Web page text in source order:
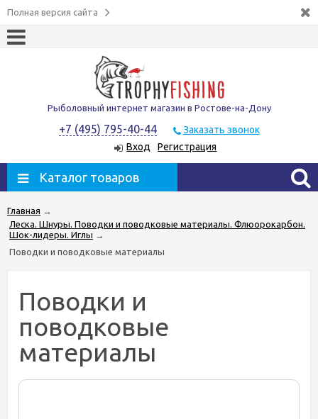
Полная версия сайта
Рыболовный интернет магазин в Ростове-на-Дону
+7 (495) 795-40-44
Заказать звонок
Вход
Регистрация
Каталог товаров
Главная
→
Леска. Шнуры. Поводки и поводковые материалы. Флюорокарбон.
Шок-лидеры. Иглы →
Поводки и поводковые материалы
Поводки и
поводковые
материалы